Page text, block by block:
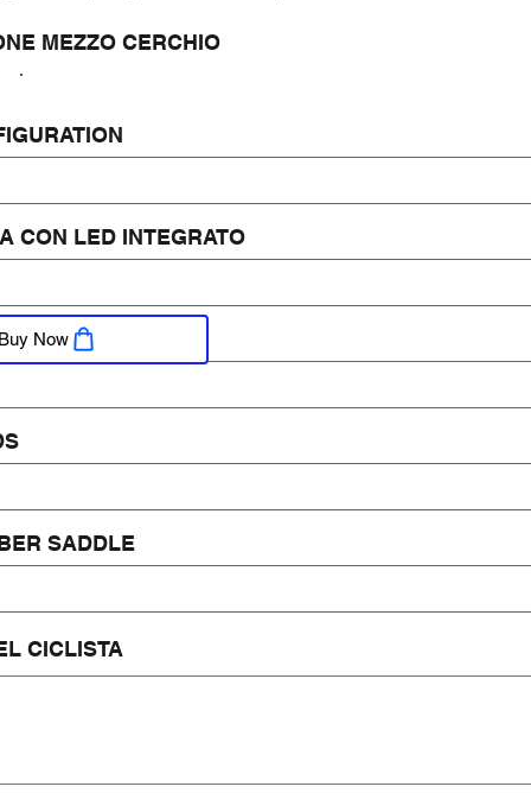
MEZZO CERCHIO
CON LED INTEGRATO
SADDLE
CICLISTA
Buy Now